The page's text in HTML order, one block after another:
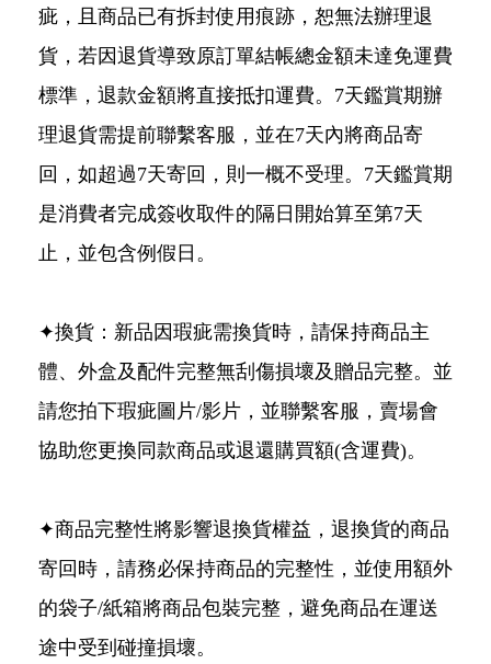
疵，且商品已有拆封使用痕跡，恕無法辦理退
貨，若因退貨導致原訂單結帳總金額未達免運費
標準，退款金額將直接抵扣運費。7天鑑賞期辦
理退貨需提前聯繫客服，並在7天內將商品寄
回，如超過7天寄回，則一概不受理。7天鑑賞期
是消費者完成簽收取件的隔日開始算至第7天
止，並包含例假日。
✦換貨：新品因瑕疵需換貨時，請保持商品主
體、外盒及配件完整無刮傷損壞及贈品完整。並
請您拍下瑕疵圖片/影片，並聯繫客服，賣場會
協助您更換同款商品或退還購買額(含運費)。
✦商品完整性將影響退換貨權益，退換貨的商品
寄回時，請務必保持商品的完整性，並使用額外
的袋子/紙箱將商品包裝完整，避免商品在運送
途中受到碰撞損壞。